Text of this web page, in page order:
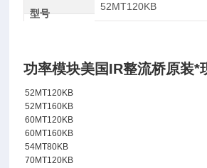
型号
52MT120KB
功率模块美国IR整流桥原装*
52MT120KB
52MT160KB
60MT120KB
60MT160KB
54MT80KB
70MT120KB